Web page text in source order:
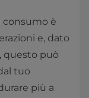
consumo è
e, dato
questo può
tuo
più a